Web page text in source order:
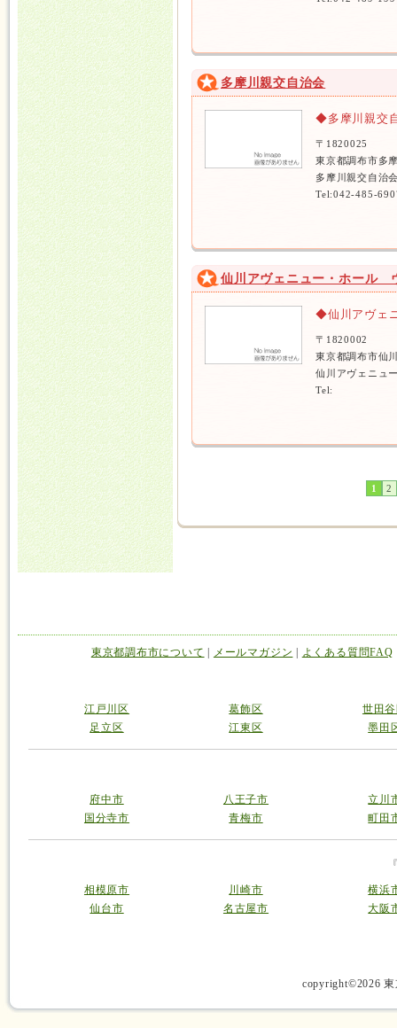
多摩川親交自治会
◆多摩川親交
〒1820025
東京都調布市多
多摩川親交自治
Tel:042-485-
仙川アヴェニュー・ホール
◆仙川アヴェ
〒1820002
東京都調布市仙
仙川アヴェニュ
Tel:
1 2
東京都調布市について メールマガジン よくある質問FAQ
江戸川区 葛飾区
世田
足立区
江東区 墨田
府中市 八王子市
立川
国分寺市
青梅市 町田
相模原市 川崎市
横浜
仙台市
名古屋市 大阪
copyright©2026